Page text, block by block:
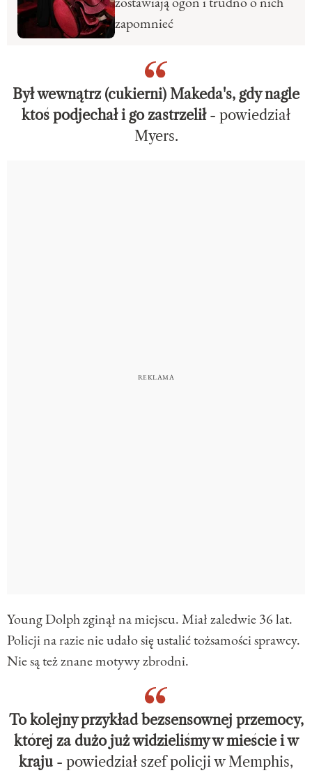
zapomnieć
Był wewnątrz (cukierni) Makeda's, gdy nagle
ktoś podjechał i go zastrzelił- powiedział
Myers.
Young Dolph zginął na miejscu. Miał zaledwie 36 lat.
Policji na razie nie udało się ustalić tożsamości sprawcy.
Nie są też znane motywy zbrodni.
To kolejny przykład bezsensownej przemocy,
której za dużo już widzieliśmy w mieście i w
kraju - powiedział szef policji w Memphis,